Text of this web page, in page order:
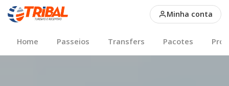
Arraial d'Ajuda Além
Main Nav Minha conta
Home Passeios Transfers Pacotes